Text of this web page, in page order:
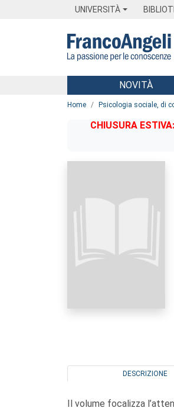
UNIVERSITÀ
Menu
NOVITÀ
Home Psicologia sociale, di
CHIUSURA
DESCRIZIONE
Il volume focalizza